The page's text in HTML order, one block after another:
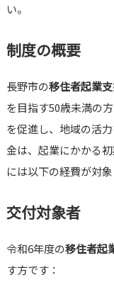
い。
制度の概要
長野市の移住者起業
を目指す50歳未満の
を促進し、地域の活
金は、起業にかかる
には以下の経費が対象
交付対象者
令和6年度の移住者起
す方です：